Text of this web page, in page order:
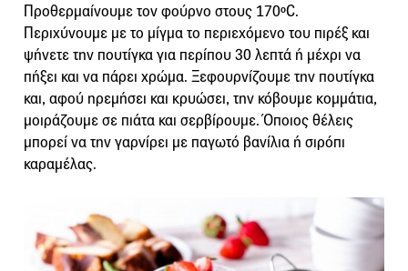
Προθερμαίνουμε τον φούρνο στους 170ºC.
Περιχύνουμε με το μίγμα το περιεχόμενο του πιρέξ και
ψήνετε την πουτίγκα για περίπου 30 λεπτά ή μέχρι να
πήξει και να πάρει χρώμα. Ξεφουρνίζουμε την πουτίγκα
και, αφού ηρεμήσει και κρυώσει, την κόβουμε κομμάτια,
μοιράζουμε σε πιάτα και σερβίρουμε. Όποιος θέλεις
μπορεί να την γαρνίρει με παγωτό βανίλια ή σιρόπι
καραμέλας.